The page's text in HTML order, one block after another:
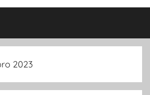
2023